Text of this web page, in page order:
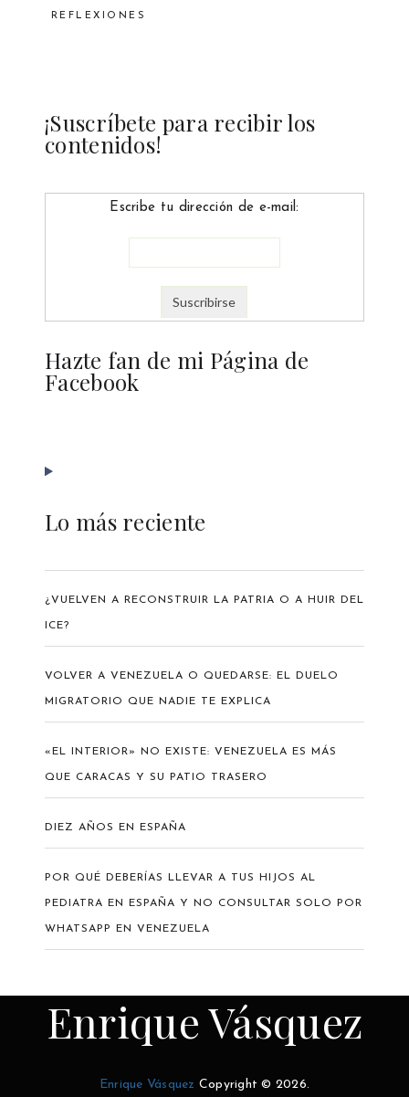
REFLEXIONES
¡Suscríbete para recibir los
contenidos!
Escribe tu dirección de e-mail:
Hazte fan de mi Página de
Facebook
Lo más reciente
¿VUELVEN A RECONSTRUIR LA PATRIA O A HUIR DEL
ICE?
VOLVER A VENEZUELA O QUEDARSE: EL DUELO
MIGRATORIO QUE NADIE TE EXPLICA
«EL INTERIOR» NO EXISTE: VENEZUELA ES MÁS
QUE CARACAS Y SU PATIO TRASERO
DIEZ AÑOS EN ESPAÑA
POR QUÉ DEBERÍAS LLEVAR A TUS HIJOS AL
PEDIATRA EN ESPAÑA Y NO CONSULTAR SOLO POR
WHATSAPP EN VENEZUELA
Enrique Vásquez
Enrique Vásquez Copyright © 2026.